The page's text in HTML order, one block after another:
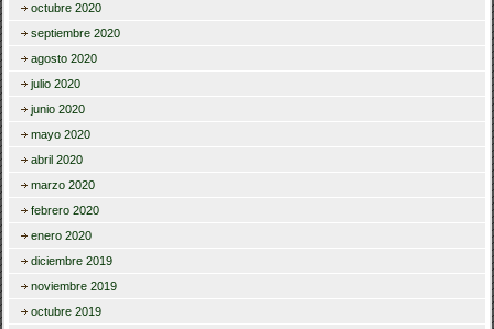
octubre 2020
septiembre 2020
agosto 2020
julio 2020
junio 2020
mayo 2020
abril 2020
marzo 2020
febrero 2020
enero 2020
diciembre 2019
noviembre 2019
octubre 2019